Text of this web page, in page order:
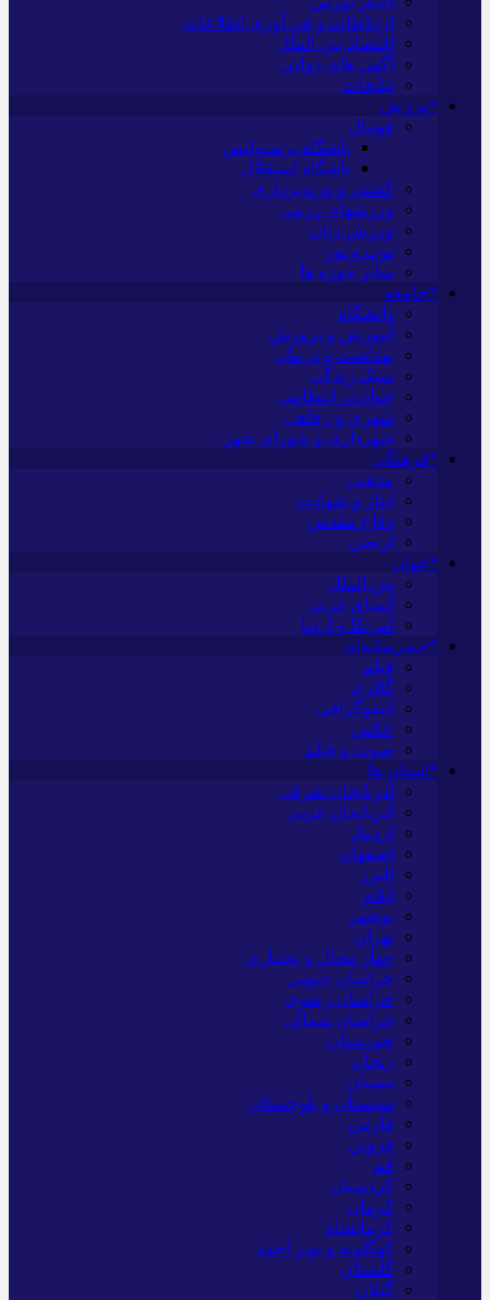
ارتباطات و فن آوری اطلاعات
اقتصاد بین الملل
آگهی های دولتی
تبلیغات
*ورزش
فوتبال
باشگاه پرسپولیس
باشگاه استقلال
کشتی و وزنه‌برداری
ورزشهای رزمی
ورزش زنان
توپ و تور
سایر حوزه ها
*جامعه
دانشگاه
آموزش و پرورش
بهداشت و درمان
سبک زندگی
حوادث، انتظامی
شهری و رفاهی
شهرداری و شورای شهر
*فرهنگی
مذهبی
ایثار و شهادت
دفاع مقدس
اربعین
*جهان
بین الملل
آسیای غربی
آمریکا و اروپا
*چندرسانه‌ای
فیلم
گالری
اینفوگرافی
عکس
صوت و فیلم
*استان ها
آذربایجان شرقی
آذربایجان غربی
اردبیل
اصفهان
البرز
ایلام
بوشهر
تهران
چهار محال و بختیاری
خراسان جنوبی
خراسان رضوی
خراسان شمالی
خوزستان
زنجان
سمنان
سیستان و بلوچستان
فارس
قزوین
قم
کردستان
کرمان
کرمانشاه
کهگلویه و بویر احمد
گلستان
گیلان